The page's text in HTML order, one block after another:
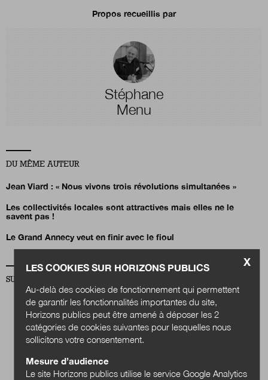
Propos recueillis par
Stéphane
Menu
DU MÊME AUTEUR
Jean Viard : « Nous vivons trois révolutions simultanées »
Les collectivités locales sont attractives mais elles ne le
savent pas !
Le Grand Annecy veut en finir avec le fioul
SUR LA MÊME THÉMATIQUE NUMÉRIQUE
X
LES COOKIES SUR HORIZONS PUBLICS
Au-delà des cookies de fonctionnement qui permettent
de garantir les fonctionnalités importantes du site,
Horizons publics peut être amené à déposer les 2
catégories de cookies suivantes pour lesquelles nous
sollicitons votre consentement.
Mesure d’audience
Le site Horizons publics utilise le service Google Analytics